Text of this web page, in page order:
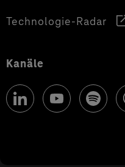
Technologie-Radar
Kanäle